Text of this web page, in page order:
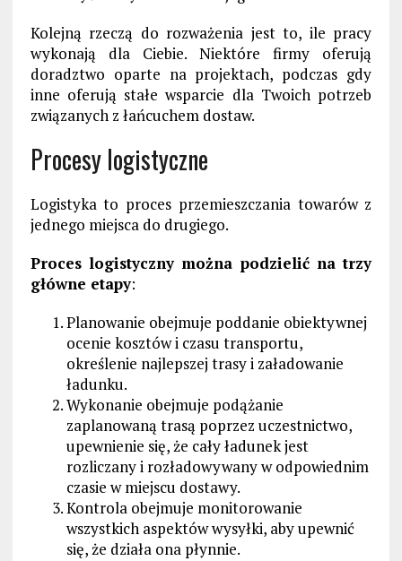
Kolejną rzeczą do rozważenia jest to, ile pracy
wykonają dla Ciebie. Niektóre firmy oferują
doradztwo oparte na projektach, podczas gdy
inne oferują stałe wsparcie dla Twoich potrzeb
związanych z łańcuchem dostaw.
Procesy logistyczne
Logistyka to proces przemieszczania towarów z
jednego miejsca do drugiego.
Proces logistyczny można podzielić na trzy
główne etapy:
Planowanie obejmuje poddanie obiektywnej
ocenie kosztów i czasu transportu,
określenie najlepszej trasy i załadowanie
ładunku.
Wykonanie obejmuje podążanie
zaplanowaną trasą poprzez uczestnictwo,
upewnienie się, że cały ładunek jest
rozliczany i rozładowywany w odpowiednim
czasie w miejscu dostawy.
Kontrola obejmuje monitorowanie
wszystkich aspektów wysyłki, aby upewnić
się, że działa ona płynnie.